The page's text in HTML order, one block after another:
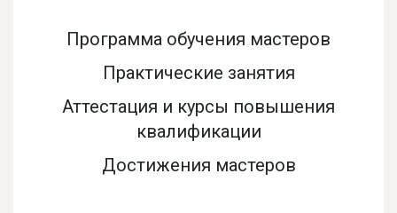
Программа обучения мастеров
Практические занятия
Аттестация и курсы повышения
квалификации
Достижения мастеров